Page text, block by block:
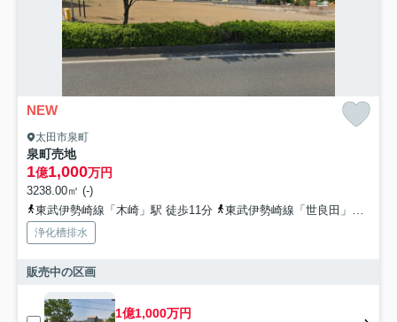
NEW
太田市泉町
泉町売地
1億1,000万円
3238.00㎡ (-)
東武伊勢崎線「木崎」駅 徒歩11分
東武伊勢崎線「世良田」駅 徒歩46分
浄化槽排水
販売中の区画
1億1,000万円